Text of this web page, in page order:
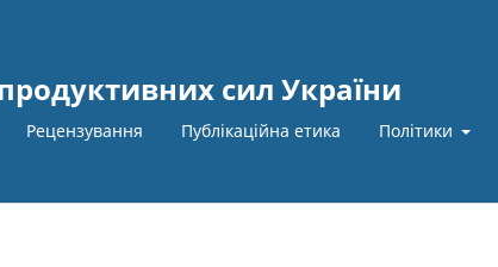
сил України
Рецензування Публікаційна етика Політики